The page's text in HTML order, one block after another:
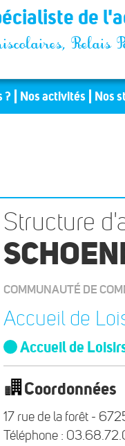
de
Relais
? Nos activités Nos
Structure
COMMUNAUTÉ DE
Accueil de
Accueil de
Coordonnées
17 rue de la forêt -
Téléphone :